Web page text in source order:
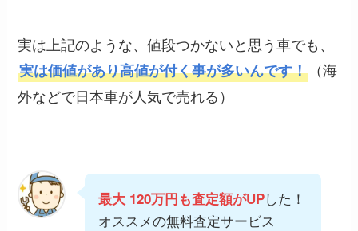
実は上記のような、値段つかないと思う車でも、
実は価値があり高値が付く事が多いんです！ （海
外などで日本車が人気で売れる）
最大 120万円も査定額がUPした！
オススメの無料査定サービス